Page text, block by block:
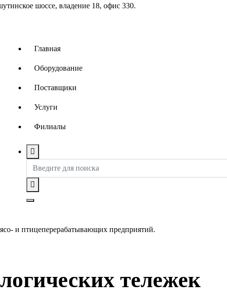
шоссе, владение 18, офис 330.
Главная
Оборудование
Поставщики
Услуги
Филиалы
и птицеперерабатывающих предприятий.
тележек